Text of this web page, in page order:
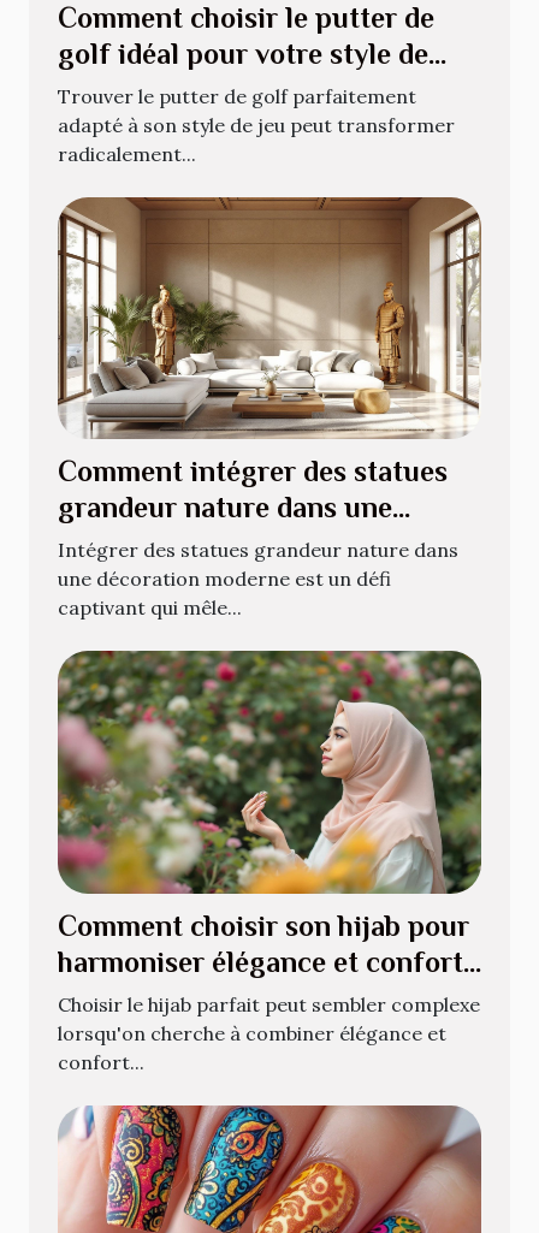
Comment choisir le putter de
golf idéal pour votre style de
jeu ?
Trouver le putter de golf parfaitement
adapté à son style de jeu peut transformer
radicalement...
Comment intégrer des statues
grandeur nature dans une
décoration moderne ?
Intégrer des statues grandeur nature dans
une décoration moderne est un défi
captivant qui mêle...
Comment choisir son hijab pour
harmoniser élégance et confort
?
Choisir le hijab parfait peut sembler complexe
lorsqu'on cherche à combiner élégance et
confort...